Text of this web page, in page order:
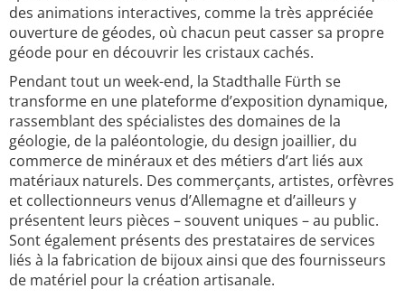
des animations interactives, comme la très appréciée
ouverture de géodes, où chacun peut casser sa propre
géode pour en découvrir les cristaux cachés.
Pendant tout un week-end, la Stadthalle Fürth se
transforme en une plateforme d’exposition dynamique,
rassemblant des spécialistes des domaines de la
géologie, de la paléontologie, du design joaillier, du
commerce de minéraux et des métiers d’art liés aux
matériaux naturels. Des commerçants, artistes, orfèvres
et collectionneurs venus d’Allemagne et d’ailleurs y
présentent leurs pièces – souvent uniques – au public.
Sont également présents des prestataires de services
liés à la fabrication de bijoux ainsi que des fournisseurs
de matériel pour la création artisanale.